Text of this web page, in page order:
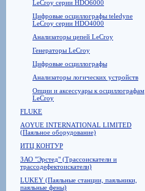
LeCroy серии HDO6000
Цифровые осциллографы teledyne
LeCroy серии HDO4000
Анализаторы цепей LeCroy
Генераторы LeCroy
Цифровые осциллографы
Анализаторы логических устройств
Опции и аксессуары к осциллографам
LeCroy
FLUKE
AOYUE INTERNATIONAL LIMITED
(Паяльное оборудование)
ИТЦ КОНТУР
ЗАО "Эрстед" (Трассоискатели и
трассодефектоискатели)
LUKEY (Паяльные станции, паяльники,
паяльные фены)